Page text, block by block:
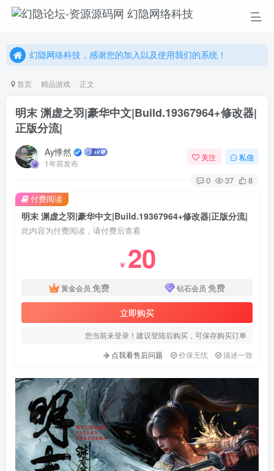
幻隐网络科技，感谢您的加入以及使用我们的系统！
幻隐网络科技，感谢您的加入以及使用我们的系统！
首页 精品游戏 正文
明末 渊虚之羽|豪华中文|Build.19367964+修改器|
正版分流|
Ay悸然
1年前发布
关注 私信
0 37 8
明末 渊虚之羽|豪华中文|Build.19367964+修改器|正版分流|
此内容为付费阅读，请付费后查看
￥ 20
黄金会员 免费 钻石会员 免费
立即购买
您当前未登录！建议登陆后购买，可保存购买订单
点我看售后问题
价保无忧 描述一致
付费阅读